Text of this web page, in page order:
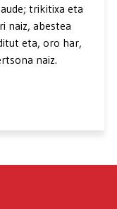
trikitixa eta
naiz, abestea
eta, oro har,
naiz.